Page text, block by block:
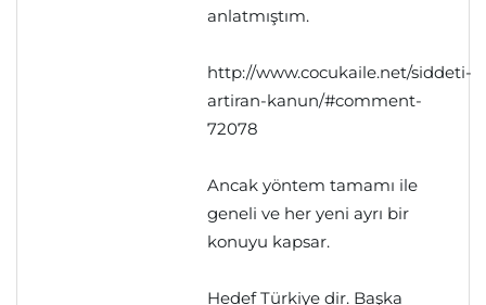
anlatmıştım.
http://www.cocukaile.net/siddeti-
artiran-kanun/#comment-
72078
Ancak yöntem tamamı ile
geneli ve her yeni ayrı bir
konuyu kapsar.
Hedef Türkiye dir. Başka